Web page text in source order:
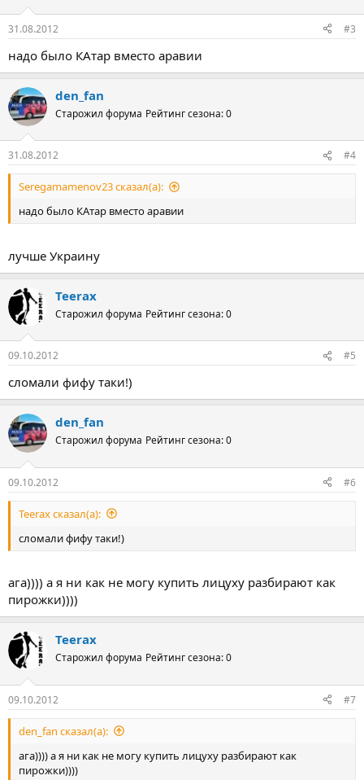
31.08.2012 #3
надо было КАтар вместо аравии
den_fan
Старожил форума Рейтинг сезона: 0
31.08.2012 #4
Seregamamenov23 сказал(а):
надо было КАтар вместо аравии
лучше Украину
Teerax
Старожил форума Рейтинг сезона: 0
09.10.2012 #5
сломали фифу таки!)
den_fan
Старожил форума Рейтинг сезона: 0
09.10.2012 #6
Teerax сказал(а):
сломали фифу таки!)
ага)))) а я ни как не могу купить лицуху разбирают как
пирожки))))
Teerax
Старожил форума Рейтинг сезона: 0
09.10.2012 #7
den_fan сказал(а):
ага)))) а я ни как не могу купить лицуху разбирают как
пирожки))))